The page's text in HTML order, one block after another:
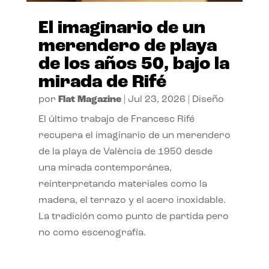
El imaginario de un
merendero de playa
de los años 50, bajo la
mirada de Rifé
por Flat Magazine| Jul 23, 2026 Diseño
El último trabajo de Francesc Rifé
recupera el imaginario de un merendero
de la playa de València de 1950 desde
una mirada contemporánea,
reinterpretando materiales como la
madera, el terrazo y el acero inoxidable.
La tradición como punto de partida pero
no como escenografía.